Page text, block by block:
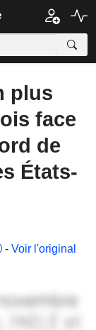
plus
face
de
États-
- Voir l'original